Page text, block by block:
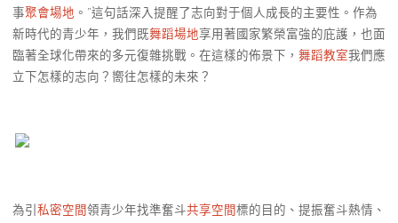
事聚會場地 。”這句話深入提醒了志向對于個人成長的主要性。作為
新時代的青少年，我們既舞蹈場地享用著國家繁榮富強的庇護，也面
臨著全球化帶來的多元復雜挑戰。在這樣的佈景下， 舞蹈教室我們應
立下怎樣的志向？嚮往怎樣的未來？
為引 私密空間領青少年找準奮斗共享空間標的目的、提振奮斗熱情、